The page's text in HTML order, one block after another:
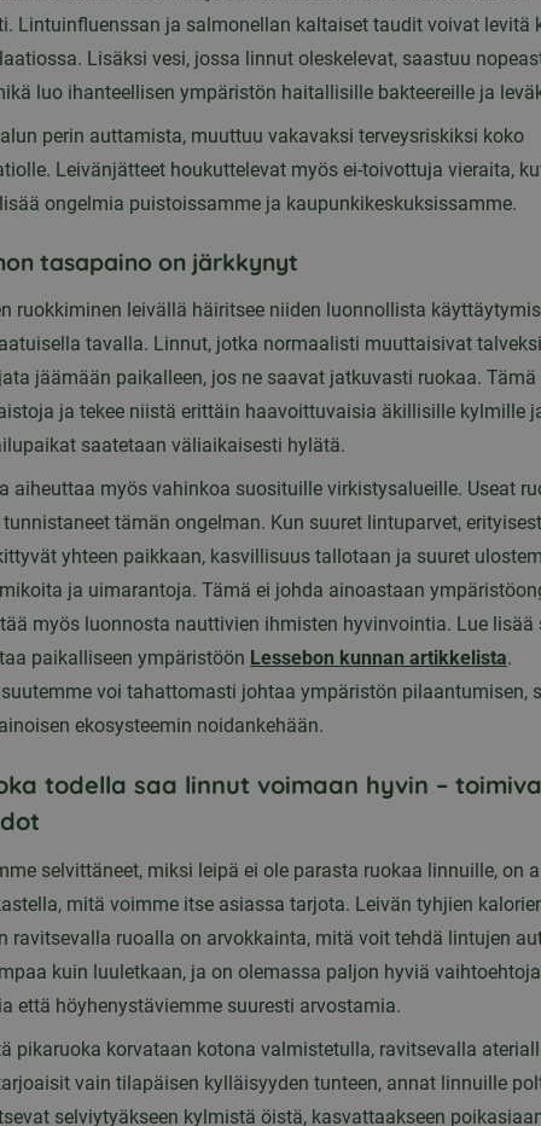
Lintuinfluenssan ja salmonellan kaltaiset taudit voivat levitä
Lisäksi vesi, jossa linnut oleskelevat, saastuu
luo ihanteellisen ympäristön haitallisille bakteereille ja
perin auttamista, muuttuu vakavaksi terveysriskiksi koko
Leivänjätteet houkuttelevat myös ei-toivottuja vieraita,
ongelmia puistoissamme ja kaupunkikeskuksissamme.
tasapaino on järkkynyt
ruokkiminen leivällä häiritsee niiden luonnollista
tavalla. Linnut, jotka normaalisti muuttaisivat
jäämään paikalleen, jos ne saavat jatkuvasti ruokaa.
ja tekee niistä erittäin haavoittuvaisia äkillisille kylmille
saatetaan väliaikaisesti hylätä.
aiheuttaa myös vahinkoa suosituille virkistysalueille. Useat
tämän ongelman. Kun suuret lintuparvet,
yhteen paikkaan, kasvillisuus tallotaan ja suuret
ja uimarantoja. Tämä ei johda ainoastaan
myös luonnosta nauttivien ihmisten hyvinvointia. Lue lisää
paikalliseen ympäristöön Lessebon kunnan artikkelista.
voi tahattomasti johtaa ympäristön pilaantumisen,
ekosysteemin noidankehään.
todella saa linnut voimaan hyvin –
selvittäneet, miksi leipä ei ole parasta ruokaa linnuille, on
mitä voimme itse asiassa tarjota. Leivän tyhjien
ravitsevalla ruoalla on arvokkainta, mitä voit tehdä lintujen
kuin luuletkaan, ja on olemassa paljon hyviä
että höyhenystäviemme suuresti arvostamia.
pikaruoka korvataan kotona valmistetulla, ravitsevalla
vain tilapäisen kylläisyyden tunteen, annat linnuille
selviytyäkseen kylmistä öistä, kasvattaakseen